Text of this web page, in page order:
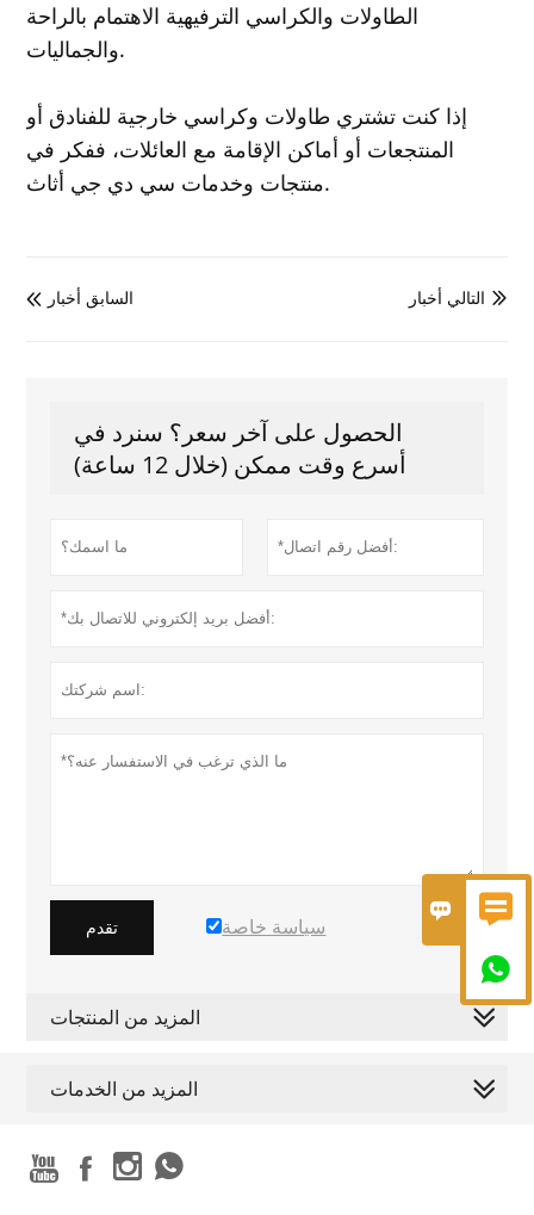
 

الطاولات والكراسي الترفيهية الاهتمام بالراحة
والجماليات.
إذا كنت تشتري طاولات وكراسي خارجية للفنادق أو
المنتجعات أو أماكن الإقامة مع العائلات، ففكر في
منتجات وخدمات سي دي جي أثاث.
 السابق أخبار  التالي أخبار
الحصول على آخر سعر؟ سنرد في
أسرع وقت ممكن (خلال 12 ساعة)
تقدم سياسة خاصة
المزيد من المنتجات
المزيد من الخدمات
   